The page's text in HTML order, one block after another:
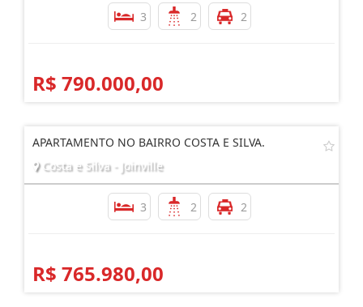
3 2 2
R$ 790.000,00
APARTAMENTO NO BAIRRO COSTA E SILVA.
Costa e Silva - Joinville
3 2 2
R$ 765.980,00